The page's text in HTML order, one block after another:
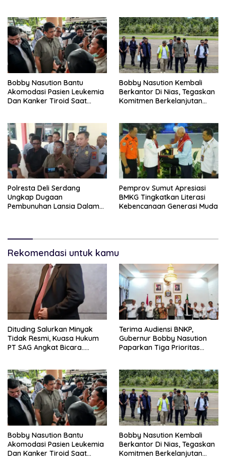
Bobby Nasution Bantu
Akomodasi Pasien Leukemia
Dan Kanker Tiroid Saat
Bobby Nasution Kembali
Berkantor Di Nias, Tegaskan
Komitmen Berkelanjutan
Polresta Deli Serdang
Ungkap Dugaan
Pembunuhan Lansia Dalam
Pemprov Sumut Apresiasi
BMKG Tingkatkan Literasi
Kebencanaan Generasi Muda
Rekomendasi untuk kamu
Dituding Salurkan Minyak
Tidak Resmi, Kuasa Hukum
PT SAG Angkat Bicara…..
Terima Audiensi BNKP,
Gubernur Bobby Nasution
Paparkan Tiga Prioritas
Bobby Nasution Bantu
Akomodasi Pasien Leukemia
Dan Kanker Tiroid Saat
Bobby Nasution Kembali
Berkantor Di Nias, Tegaskan
Komitmen Berkelanjutan